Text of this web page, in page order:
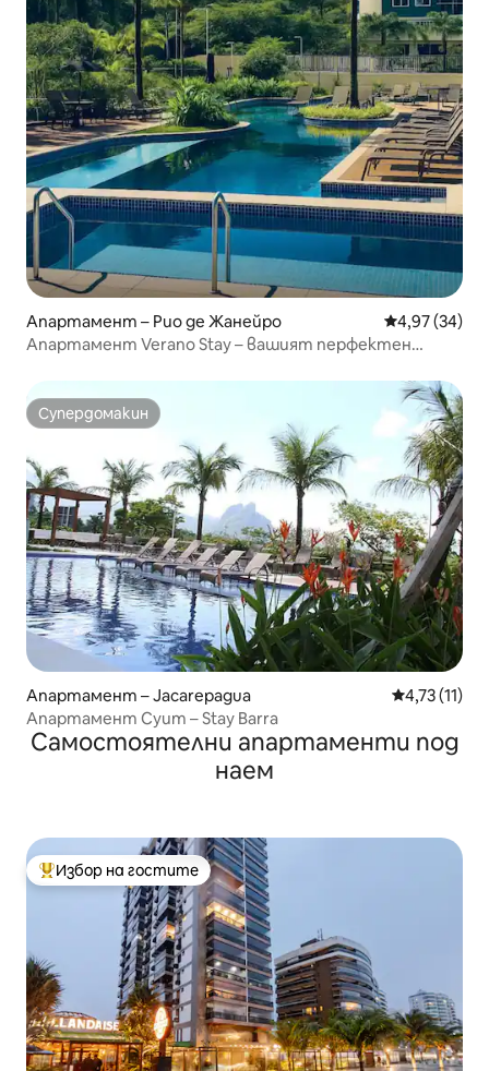
Апартамент – Рио де Жанейро Средна
4,97 (34)
Апартамент Verano Stay – вашият перфектен
Супердомакин
Супердомакин
Апартамент – Jacarepagua Средна
4,73 (11)
Апартамент Суит – Stay Barra
Самостоятелни апартаменти под
наем
Най-популярен избор на гостите
Избор на гостите